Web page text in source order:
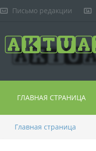
Письмо редакции
ГЛАВНАЯ СТРАНИЦА
Главная страница